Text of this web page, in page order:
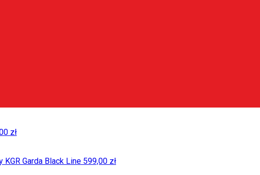
zł
Garda Black Line 599,00 zł